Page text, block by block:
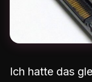
Ich hatte das